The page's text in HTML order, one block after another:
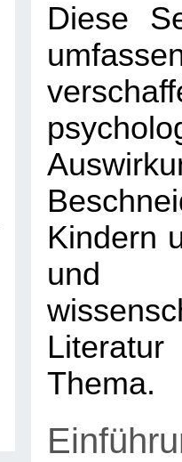
Diese
Kindern
Thema.